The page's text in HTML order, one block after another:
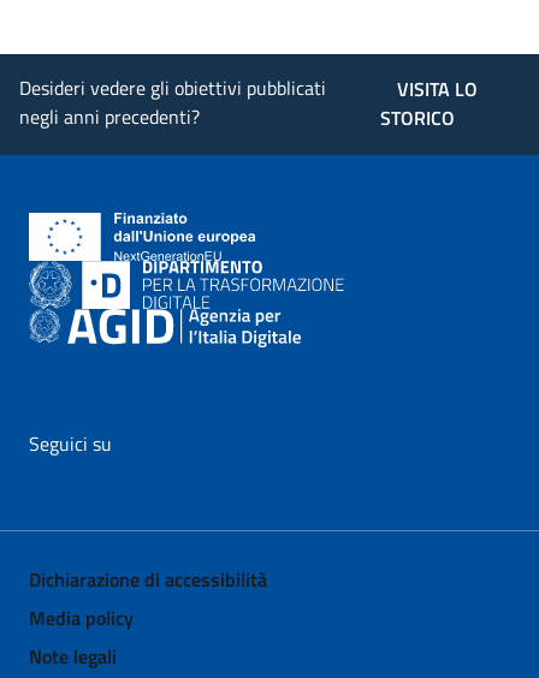
Desideri vedere gli obiettivi pubblicati
negli anni precedenti?
VISITA LO
STORICO
Seguici su
Dichiarazione di accessibilità
Media policy
Note legali